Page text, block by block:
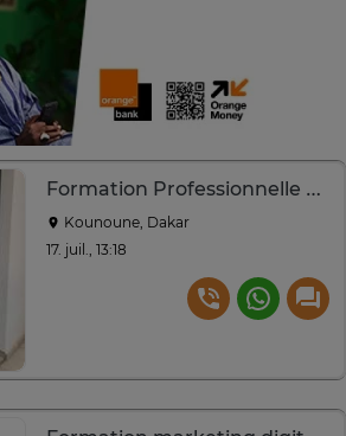
Formation Professionnelle en Aluminium
Kounoune, Dakar
17. juil., 13:18